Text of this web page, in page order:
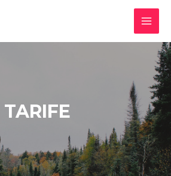
TARIFE